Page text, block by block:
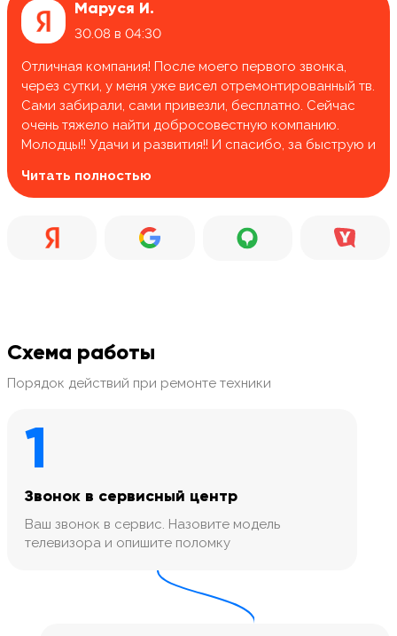
Маруся И.
30.08 в 04:30
Отличная компания! После моего первого звонка,
через сутки, у меня уже висел отремонтированный тв.
Сами забирали, сами привезли, бесплатно. Сейчас
очень тяжело найти добросовестную компанию.
Молодцы!! Удачи и развития!! И спасибо, за быструю и
Читать полностью
Схема работы
Порядок действий при ремонте техники
1
Звонок в сервисный центр
Ваш звонок в сервис. Назовите модель
телевизора и опишите поломку